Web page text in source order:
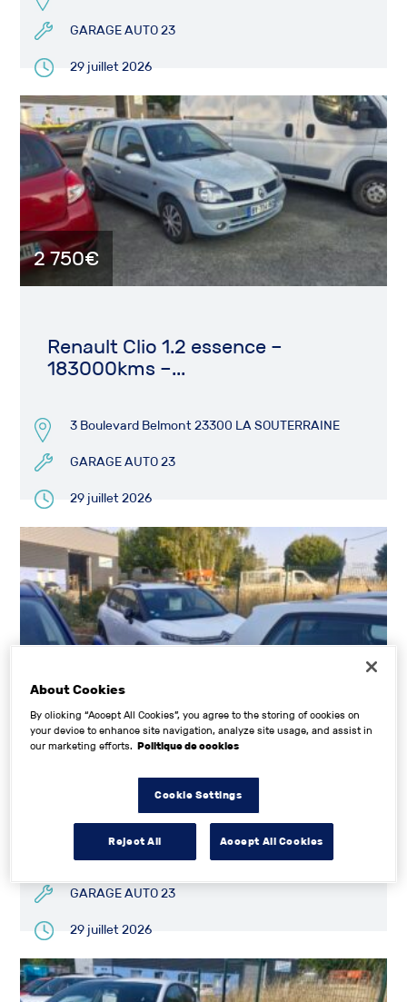
GARAGE AUTO 23
29 juillet 2026
2 750€
Renault Clio 1.2 essence –
183000kms –...
3 Boulevard Belmont 23300 LA SOUTERRAINE
GARAGE AUTO 23
29 juillet 2026
12 500€
Citroen C3 aircross 1.6 hdi –
126000kms R...
3 Boulevard Belmont 23300 LA SOUTERRAINE
GARAGE AUTO 23
29 juillet 2026
About Cookies
By clicking “Accept All Cookies”, you agree to the storing of cookies on
your device to enhance site navigation, analyze site usage, and assist in
our marketing efforts. Politique de cookies
Cookie Settings
Reject All Accept All Cookies